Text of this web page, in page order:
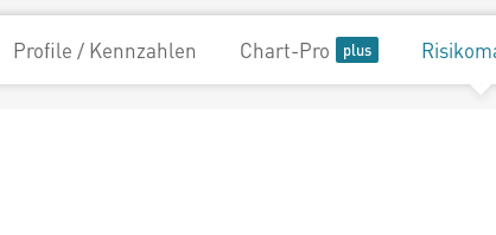
Profile / Kennzahlen Chart-Pro